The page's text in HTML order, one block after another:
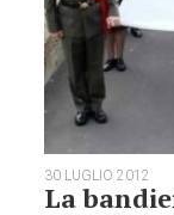
30 LUGLIO 2012
La